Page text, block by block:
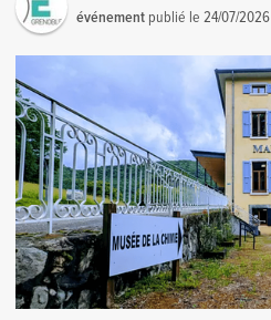
événement publié le24/07/2026